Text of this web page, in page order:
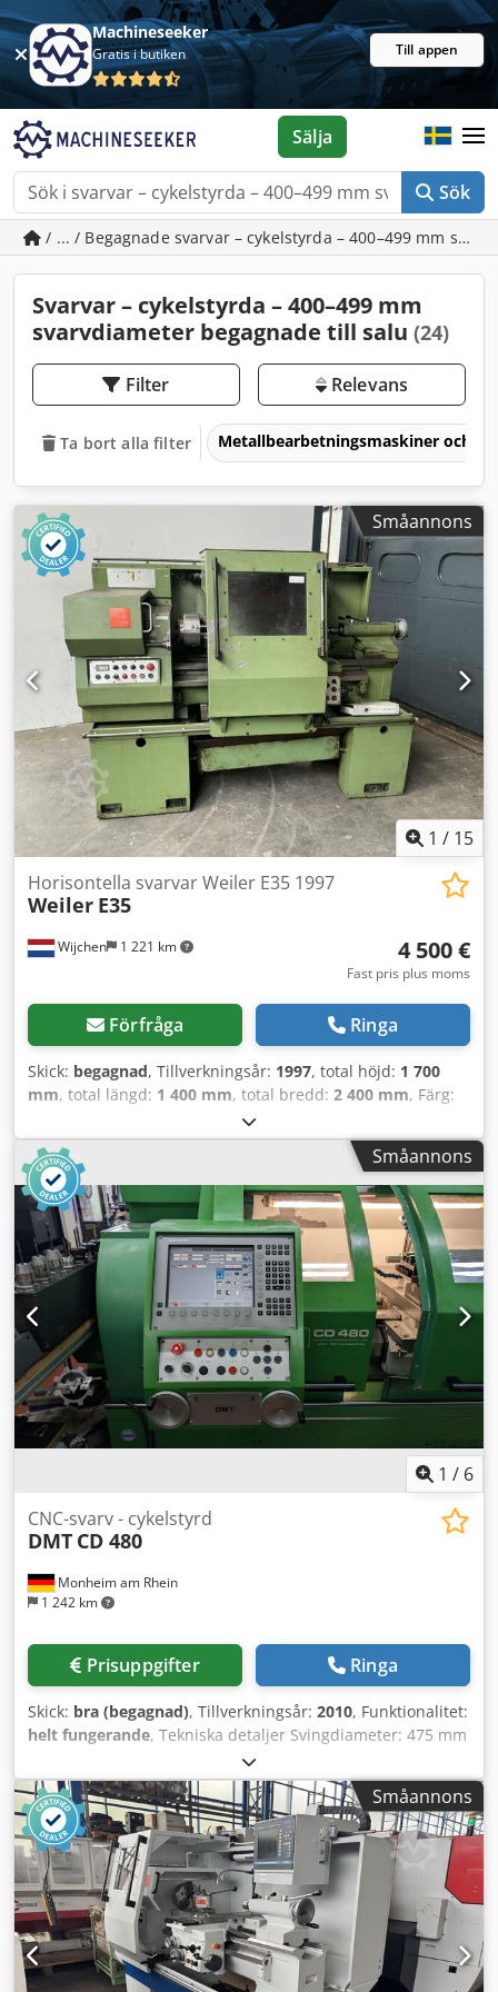
Machineseeker
Gratis i butiken Till appen
Sök
Sälja
/ ... / Begagnade svarvar – cykelstyrda – 400–499 mm
Svarvar – cykelstyrda – 400–499 mm
svarvdiameter begagnade till salu (24)
Filter Relevans
Ta bort alla filter Metallbearbetningsmaskiner och
Småannons
1 / 15
Wijchen 1 221 km
Horisontella svarvar Weiler E35 1997
Weiler E35
4 500 €
Fast pris plus moms
Förfråga Ringa
Skick: begagnad, Tillverkningsår: 1997, total höjd: 1 700
mm, total längd: 1 400 mm, total bredd: 2 400 mm, Färg:
Grön Tjänstevikt: 3 000 kg - Tillverkningsår: 1997 -
Dokumentation tillgänglig: Ja - CE-märkning finns: Ja - CE-
certifikat finns: Nej - Serienummer: 270 - Styrning:
Inlärningsstyrning - Maxhöjd [mm]: 210 -
Rotationsdiameter, bord [mm]: 420 - Avstånd mellan
spetsarna [mm]: 900 - Spindelns genomgående diameter
[mm]: 55 - Minsta spindelvarvtal [varv/min]: 4 - Högsta
spindelvarvtal [varv/min]: 3000 - Tillval: Digital display -
Typ av digital display: Weiler - Styrsystem: CNC
Djdpfxownh I Ss Ah Dswa - Transportmått: 1400 mm x 2400
mm x 1700 mm (l x b x h) - Transportvikt [kg]: 3000 kg
Finansiell information Moms: Det angivna priset är
exklusive moms. Moms/marginalbeskattning: Moms kan
dras av för företag. Leverans och inbyte är möjligt när som
helst för alla produkter inom industrisektorn. Lukas van
Småannons
1 / 6
Monheim am Rhein
1 242 km
CNC-svarv - cykelstyrd
DMT CD 480
Prisuppgifter Ringa
Skick: bra (begagnad), Tillverkningsår: 2010, Funktionalitet:
helt fungerande, Tekniska detaljer Svingdiameter: 475 mm
Bearbetningslängd: 830 mm Styrsystem: HEIDENHAIN
MANUALplus 620 Svingdiameter över support: 260 mm
Spetsavstånd: 1000 mm Spindelgenomgång: 70 mm
Spindelvarvtal: 1 - 3000 varv/min Matning, plan: 0,001 -
1000 mm/varv Dedpfxjzr Hdqs Ah Djwa Matning, längd:
0,001 - 2000 mm/varv Snabbgång, längs/plan: 10 / 5 m/min
Dubbhylsans diameter: 70 mm Dubbhylsans slaglängd:
120 mm Upptag för dubbhylsa: MK 5 Huvudmotor: (40 %
ED) 25 kW Totalt effektbehov: kW Maskinvikt ca: 2,9 t
Platsbehov ca: m Tillbehör/Extra information: * Styrsystem
Småannons